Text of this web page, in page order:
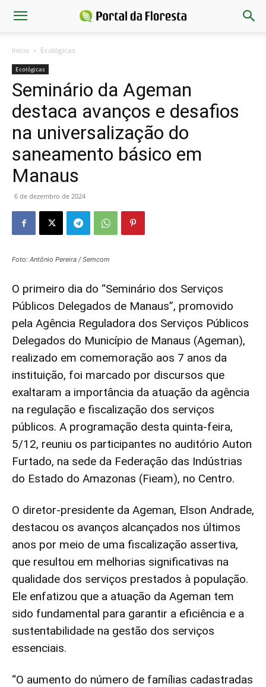
Início Ecológicas
Ecológicas
Seminário da Ageman
destaca avanços e desafios
na universalização do
saneamento básico em
Manaus
6 de dezembro de 2024
Foto: Antônio Pereira / Semcom
O primeiro dia do “Seminário dos Serviços
Públicos Delegados de Manaus”, promovido
pela Agência Reguladora dos Serviços Públicos
Delegados do Município de Manaus (Ageman),
realizado em comemoração aos 7 anos da
instituição, foi marcado por discursos que
exaltaram a importância da atuação da agência
na regulação e fiscalização dos serviços
públicos. A programação desta quinta-feira,
5/12, reuniu os participantes no auditório Auton
Furtado, na sede da Federação das Indústrias
do Estado do Amazonas (Fieam), no Centro.
O diretor-presidente da Ageman, Elson Andrade,
destacou os avanços alcançados nos últimos
anos por meio de uma fiscalização assertiva,
que resultou em melhorias significativas na
qualidade dos serviços prestados à população.
Ele enfatizou que a atuação da Ageman tem
sido fundamental para garantir a eficiência e a
sustentabilidade na gestão dos serviços
essenciais.
“O aumento do número de famílias cadastradas